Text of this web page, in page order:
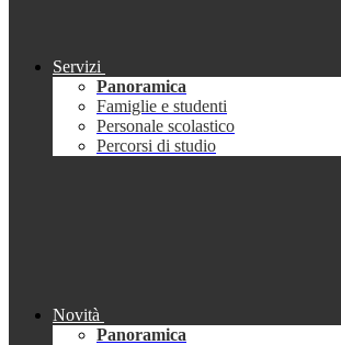
Servizi
Panoramica
Famiglie e studenti
Personale scolastico
Percorsi di studio
Novità
Panoramica